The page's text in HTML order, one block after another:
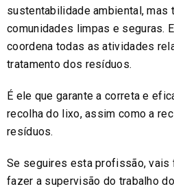
sustentabilidade ambiental, mas
comunidades limpas e seguras.
coordena todas as atividades
tratamento dos resíduos.
É ele que garante a correta e
recolha do lixo, assim como a
resíduos.
Se seguires esta profissão, vais
fazer a supervisão do trabalho